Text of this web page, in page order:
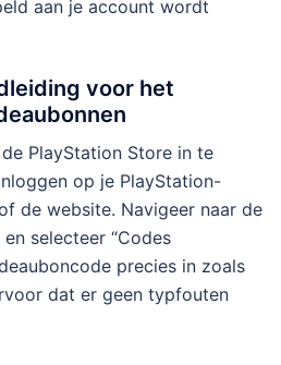
aan je account wordt
voor het
PlayStation Store in te
op je PlayStation-
de website. Navigeer naar de
selecteer “Codes
precies in zoals
dat er geen typfouten